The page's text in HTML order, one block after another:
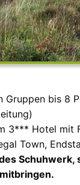
Gruppen bis 8
3*** Hotel mit
Town,
Schuhwerk,